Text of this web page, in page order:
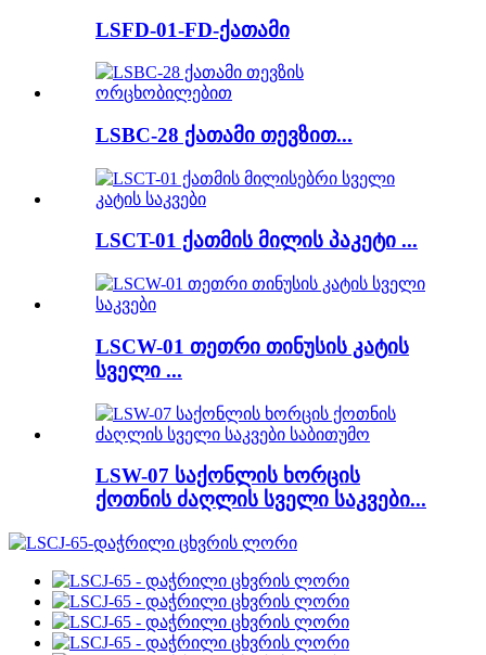
LSFD-01-FD-ქათამი
LSBC-28 ქათამი თევზით...
LSCT-01 ქათმის მილის პაკეტი ...
LSCW-01 თეთრი თინუსის კატის
სველი ...
LSW-07 საქონლის ხორცის
ქოთნის ძაღლის სველი საკვები...